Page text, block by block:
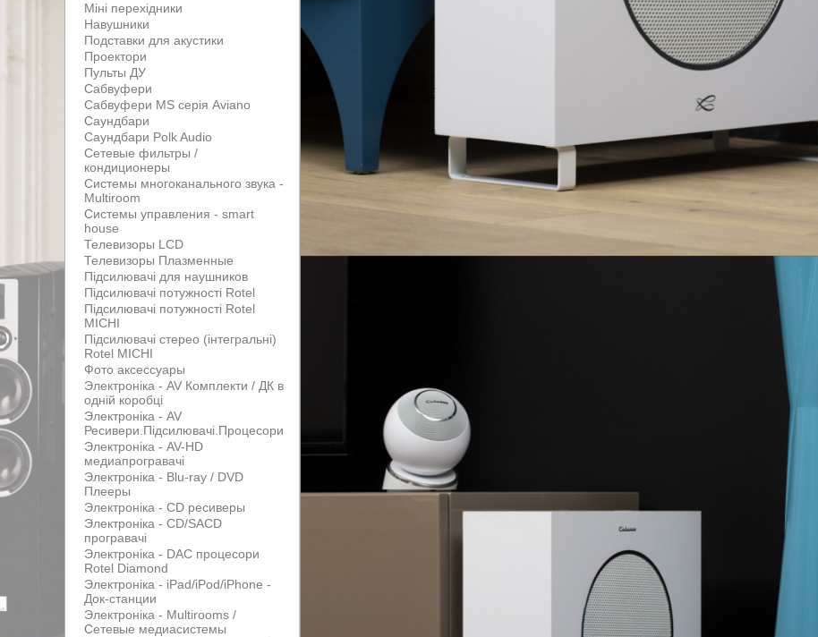
Міні перехідники
Навушники
Подставки для акустики
Проектори
Пульты ДУ
Сабвуфери
Сабвуфери MS серія Aviano
Саундбари
Саундбари Polk Audio
Сетевые фильтры /
кондиционеры
Системы многоканального звука -
Multiroom
Системы управления - smart
house
Телевизоры LCD
Телевизоры Плазменные
Підсилювачі для наушников
Підсилювачі потужності Rotel
Підсилювачі потужності Rotel
MICHI
Підсилювачі стерео (інтегральні)
Rotel MICHI
Фото аксессуары
Электроніка - AV Комплекти / ДК в
одній коробці
Электроніка - AV
Ресивери.Підсилювачі.Процесори
Электроніка - AV-HD
медиапрогравачі
Электроніка - Blu-ray / DVD
Плееры
Электроніка - CD ресиверы
Электроніка - CD/SACD
програвачі
Электроніка - DAC процесори
Rotel Diamond
Электроніка - iPad/iPod/iPhone -
Док-станции
Электроніка - Multirooms /
Сетевые медиасистемы